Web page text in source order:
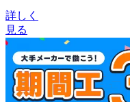
詳しく
見る